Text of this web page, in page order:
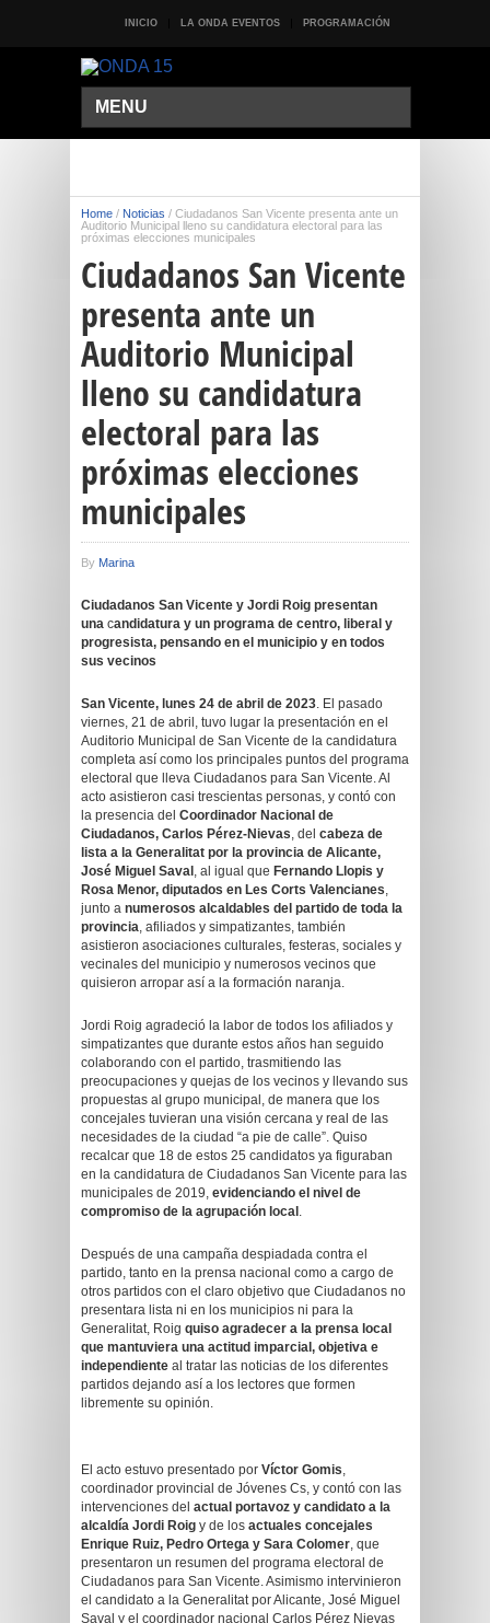
INICIO LA ONDA EVENTOS PROGRAMACIÓN
MENU
Home / Noticias / Ciudadanos San Vicente presenta ante un
Auditorio Municipal lleno su candidatura electoral para las
próximas elecciones municipales
Ciudadanos San Vicente
presenta ante un
Auditorio Municipal
lleno su candidatura
electoral para las
próximas elecciones
municipales
By Marina
Ciudadanos San Vicente y Jordi Roig presentan
una candidatura y un programa de centro, liberal y
progresista, pensando en el municipio y en todos
sus vecinos
San Vicente, lunes 24 de abril de 2023. El pasado
viernes, 21 de abril, tuvo lugar la presentación en el
Auditorio Municipal de San Vicente de la candidatura
completa así como los principales puntos del programa
electoral que lleva Ciudadanos para San Vicente. Al
acto asistieron casi trescientas personas, y contó con
la presencia del Coordinador Nacional de
Ciudadanos, Carlos Pérez-Nievas, del cabeza de
lista a la Generalitat por la provincia de Alicante,
José Miguel Saval , al igual que Fernando Llopis y
Rosa Menor, diputados en Les Corts Valencianes,
junto a numerosos alcaldables del partido de toda la
provincia, afiliados y simpatizantes, también
asistieron asociaciones culturales, festeras, sociales y
vecinales del municipio y numerosos vecinos que
quisieron arropar así a la formación naranja.
Jordi Roig agradeció la labor de todos los afiliados y
simpatizantes que durante estos años han seguido
colaborando con el partido, trasmitiendo las
preocupaciones y quejas de los vecinos y llevando sus
propuestas al grupo municipal, de manera que los
concejales tuvieran una visión cercana y real de las
necesidades de la ciudad “a pie de calle”. Quiso
recalcar que 18 de estos 25 candidatos ya figuraban
en la candidatura de Ciudadanos San Vicente para las
municipales de 2019, evidenciando el nivel de
compromiso de la agrupación local .
Después de una campaña despiadada contra el
partido, tanto en la prensa nacional como a cargo de
otros partidos con el claro objetivo que Ciudadanos no
presentara lista ni en los municipios ni para la
Generalitat, Roig quiso agradecer a la prensa local
que mantuviera una actitud imparcial, objetiva e
independiente al tratar las noticias de los diferentes
partidos dejando así a los lectores que formen
libremente su opinión.
El acto estuvo presentado por Víctor Gomis,
coordinador provincial de Jóvenes Cs, y contó con las
intervenciones del actual portavoz y candidato a la
alcaldía Jordi Roig y de los actuales concejales
Enrique Ruiz, Pedro Ortega y Sara Colomer, que
presentaron un resumen del programa electoral de
Ciudadanos para San Vicente. Asimismo intervinieron
el candidato a la Generalitat por Alicante, José Miguel
Saval y el coordinador nacional Carlos Pérez Nievas